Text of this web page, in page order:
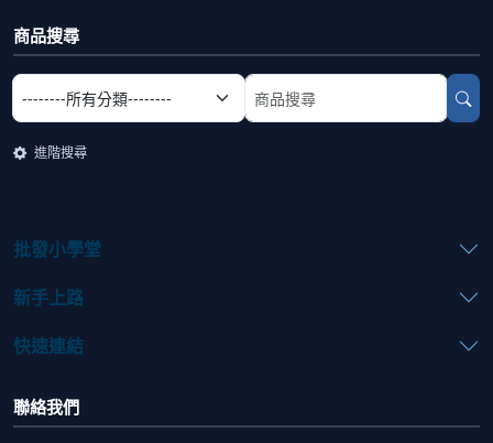
商品搜尋
選擇商品分類
搜尋商品關鍵字
進階搜尋
批發小學堂
新手上路
快速連結
聯絡我們